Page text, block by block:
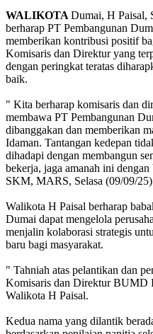
WALIKOTADumai, H Paisal,
berharap PT Pembangunan
memberikan kontribusi positif
Komisaris dan Direktur yang
dengan peringkat teratas
baik.
" Kita berharap komisaris dan
membawa PT Pembangunan
dibanggakan dan memberikan
Idaman. Tantangan kedepan
dihadapi dengan membangun
bekerja, jaga amanah ini
SKM, MARS, Selasa (09/09/
Walikota H Paisal berharap
Dumai dapat mengelola
menjalin kolaborasi strategis
baru bagi masyarakat.
" Tahniah atas pelantikan dan
Komisaris dan Direktur BUMD
Walikota H Paisal.
Kedua nama yang dilantik